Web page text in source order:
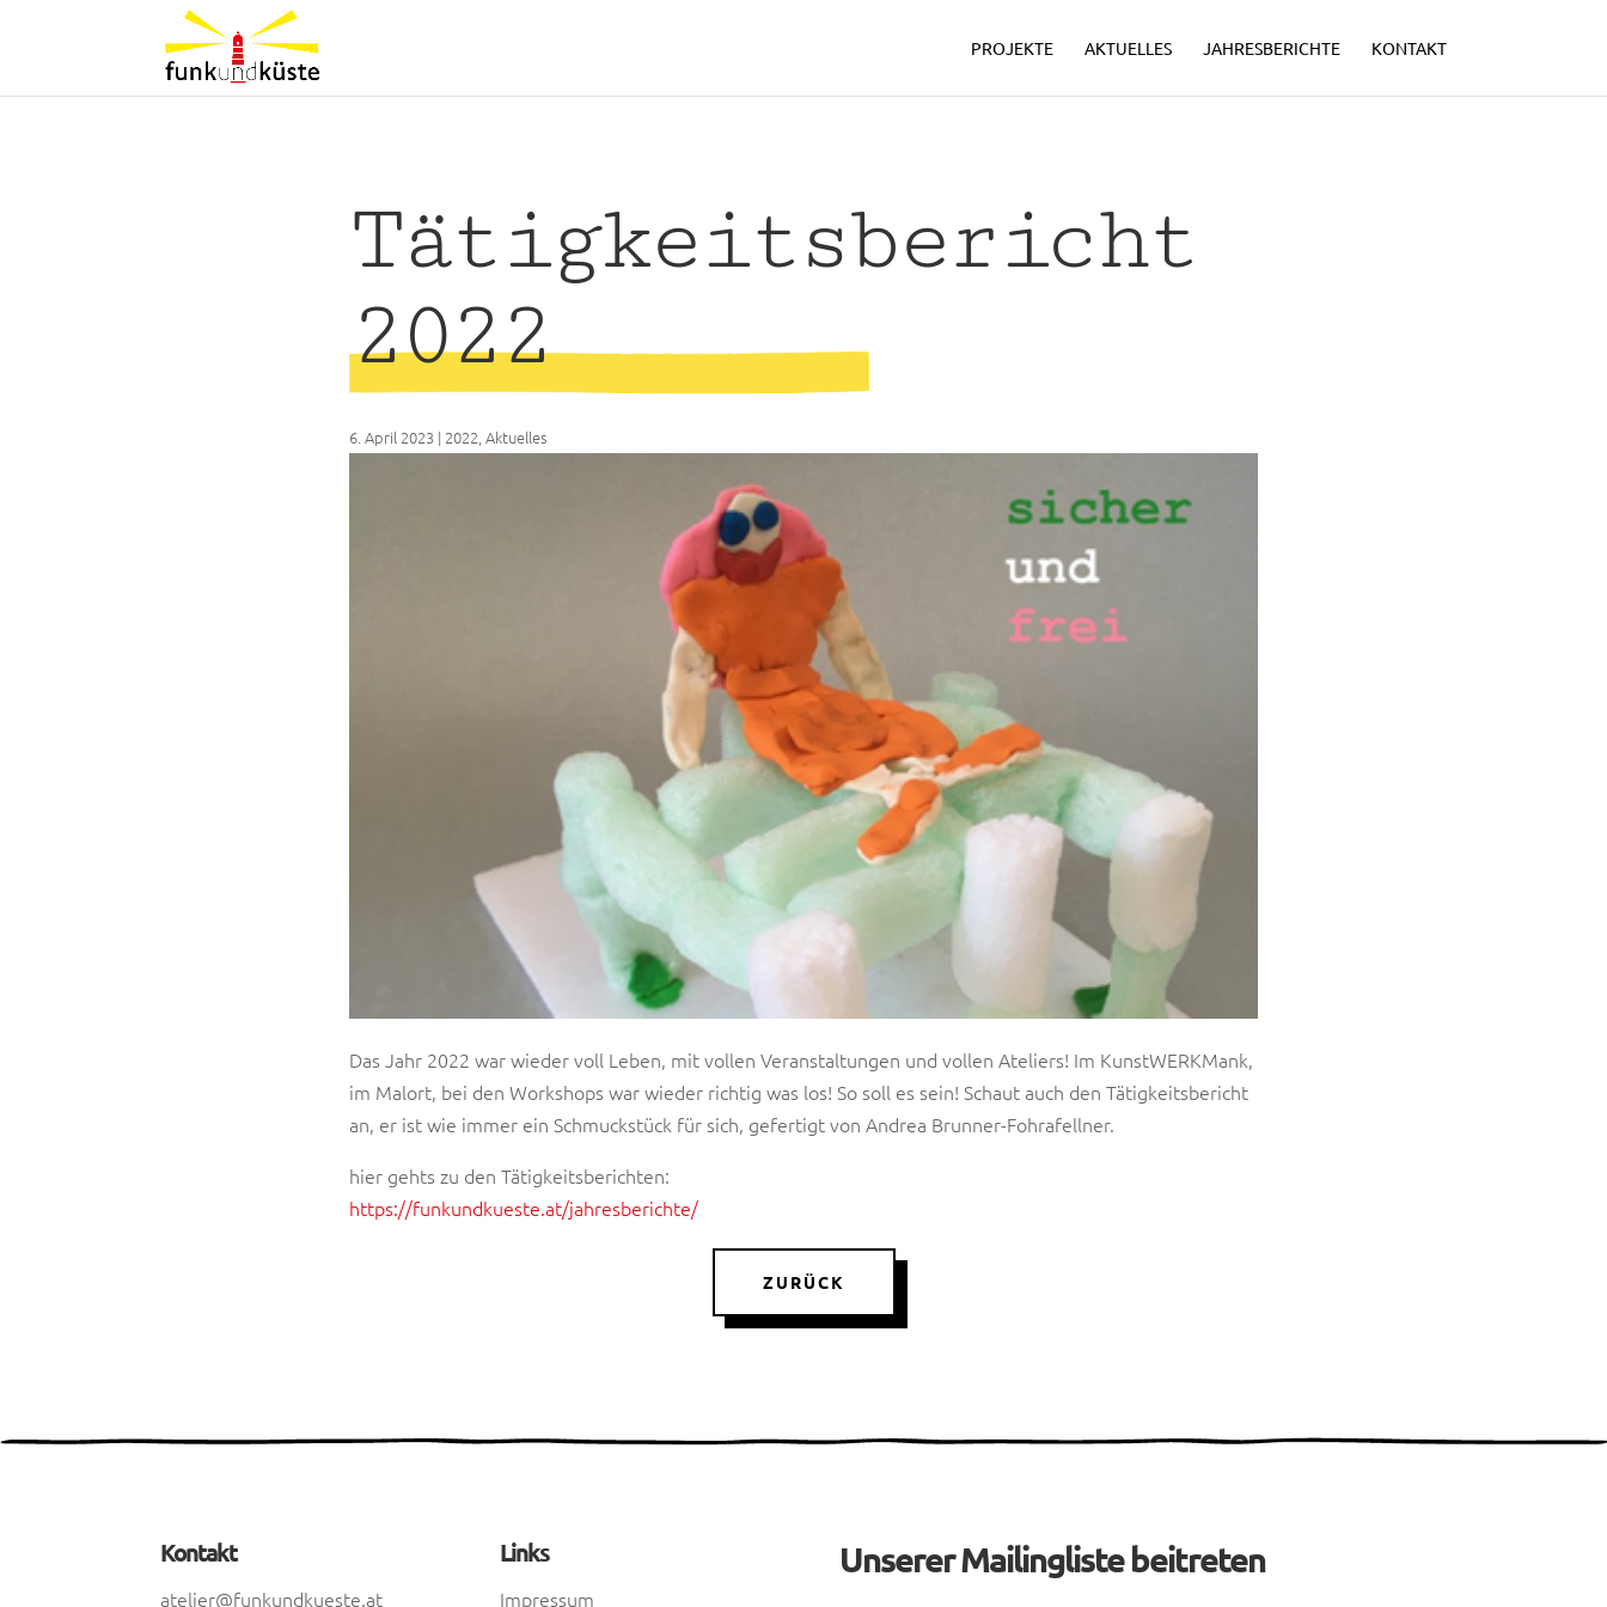
PROJEKTE AKTUELLES JAHRESBERICHTE KONTAKT
Tätigkeitsbericht
2022
6. April 2023 | 2022 Aktuelles
Das Jahr 2022 war wieder voll Leben, mit vollen Veranstaltungen und vollen Ateliers! Im KunstWERKMank,
im Malort, bei den Workshops war wieder richtig was los! So soll es sein! Schaut auch den Tätigkeitsbericht
an, er ist wie immer ein Schmuckstück für sich, gefertigt von Andrea Brunner-Fohrafellner.
hier gehts zu den Tätigkeitsberichten:
https://funkundkueste.at/jahresberichte/
ZURÜCK
Kontakt
atelier@funkundkueste.at
Links
Impressum
Unserer Mailingliste beitreten